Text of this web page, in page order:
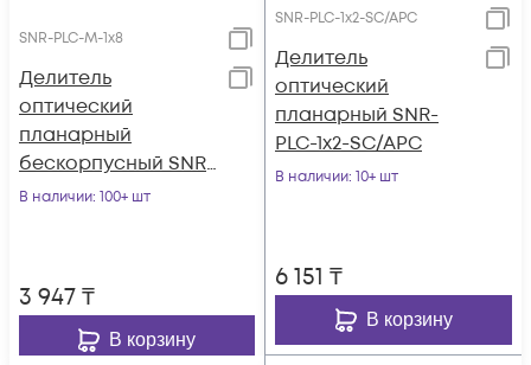
SNR-PLC-M-1x8
Делитель
оптический
планарный
бескорпусный SNR-
PLC-M-1x8
В наличии: 100+ шт
3 947₸
В корзину
SNR-PLC-1x2-SC/APC
Делитель
оптический
планарный SNR-
PLC-1x2-SC/APC
В наличии: 10+ шт
6 151 ₸
В корзину